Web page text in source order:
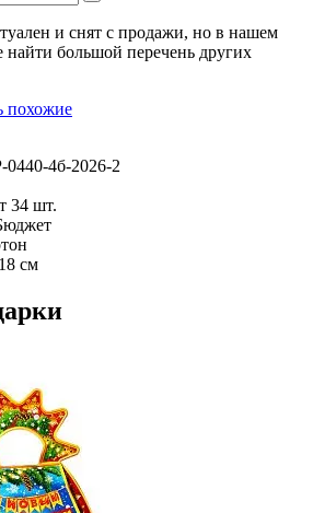
и снят с продажи, но в нашем
найти большой перечень других
похожие
4б-2026-2
34 шт.
см